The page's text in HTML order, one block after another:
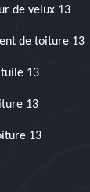
de velux 13
de toiture 13
13
13
13